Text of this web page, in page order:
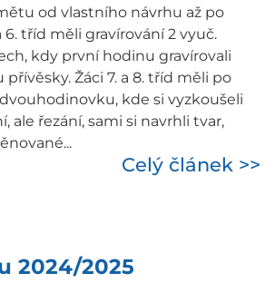
od vlastního návrhu až po
6. tříd měli gravírování 2 vyuč.
kdy první hodinu gravírovali
Žáci 7. a 8. tříd měli po
kde si vyzkoušeli
ale řezání, sami si navrhli tvar,
Celý článek >>
2024/2025